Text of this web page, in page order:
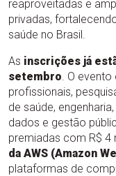
reaproveitadas e
privadas,
saúde no Brasil.
As inscrições já
setembro. O
profissionais,
de saúde,
dados e gestão
premiadas com R$ 4
da AWS (Amazon
plataformas de